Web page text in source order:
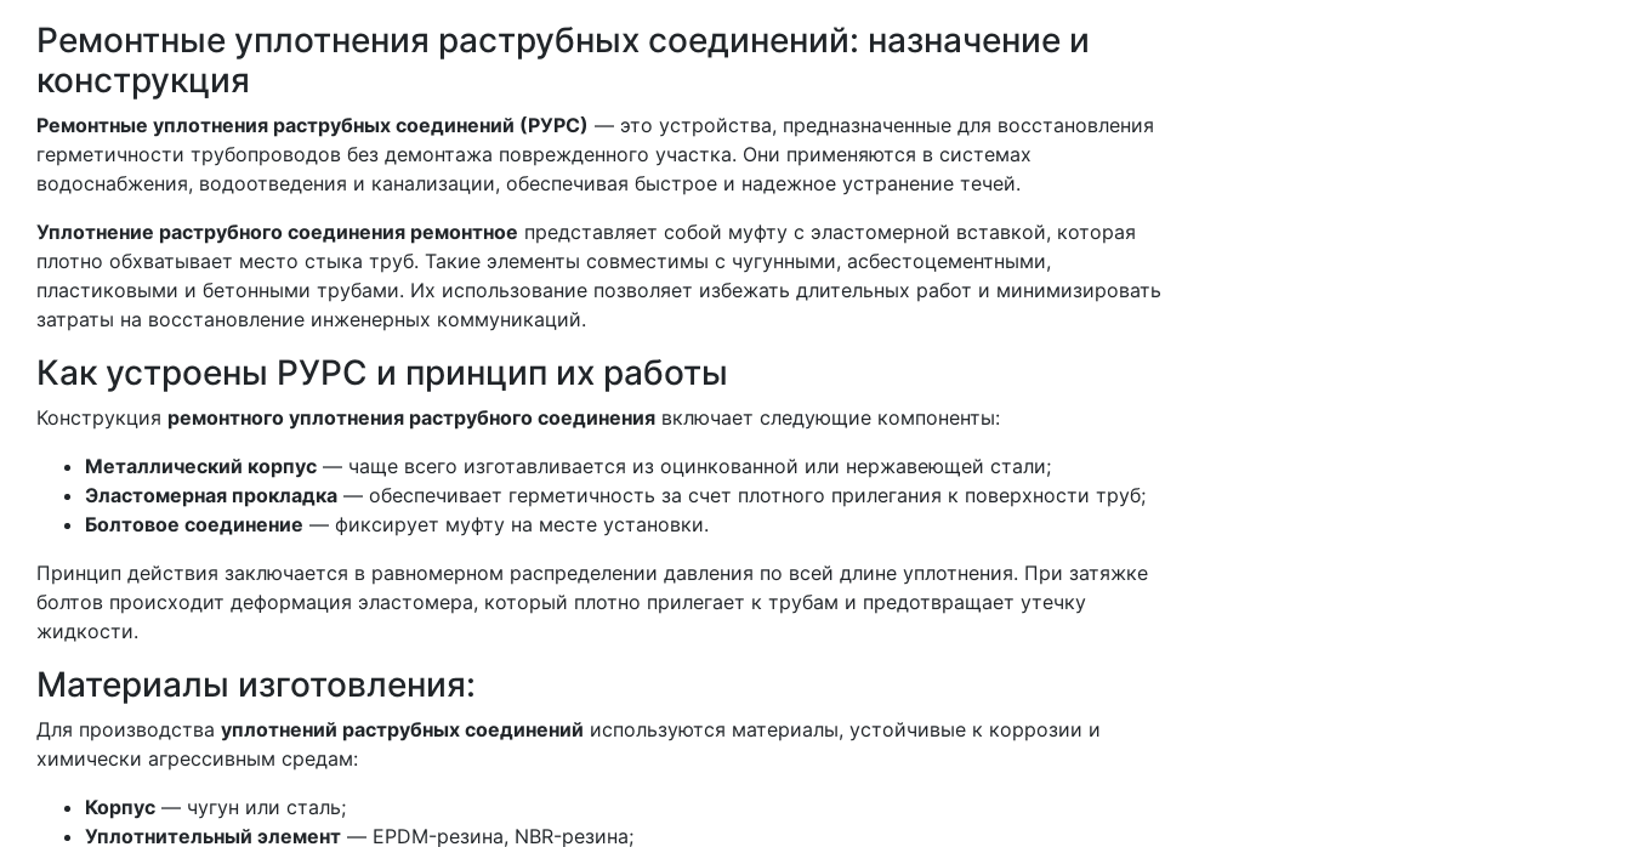
Ремонтные уплотнения раструбных соединений: назначение и
конструкция
Ремонтные уплотнения раструбных соединений (РУРС) — это устройства, предназначенные для восстановления
герметичности трубопроводов без демонтажа поврежденного участка. Они применяются в системах
водоснабжения, водоотведения и канализации, обеспечивая быстрое и надежное устранение течей.
Уплотнение раструбного соединения ремонтное представляет собой муфту с эластомерной вставкой, которая
плотно обхватывает место стыка труб. Такие элементы совместимы с чугунными, асбестоцементными,
пластиковыми и бетонными трубами. Их использование позволяет избежать длительных работ и минимизировать
затраты на восстановление инженерных коммуникаций.
Как устроены РУРС и принцип их работы
Конструкция ремонтного уплотнения раструбного соединения включает следующие компоненты:
Металлический корпус — чаще всего изготавливается из оцинкованной или нержавеющей стали;
Эластомерная прокладка — обеспечивает герметичность за счет плотного прилегания к поверхности труб;
Болтовое соединение — фиксирует муфту на месте установки.
Принцип действия заключается в равномерном распределении давления по всей длине уплотнения. При затяжке
болтов происходит деформация эластомера, который плотно прилегает к трубам и предотвращает утечку
жидкости.
Материалы изготовления:
Для производства уплотнений раструбных соединений используются материалы, устойчивые к коррозии и
химически агрессивным средам:
Корпус — чугун или сталь;
Уплотнительный элемент — EPDM-резина, NBR-резина;